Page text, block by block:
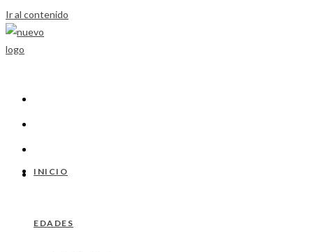
Ir al contenido
INICIO
EDADES